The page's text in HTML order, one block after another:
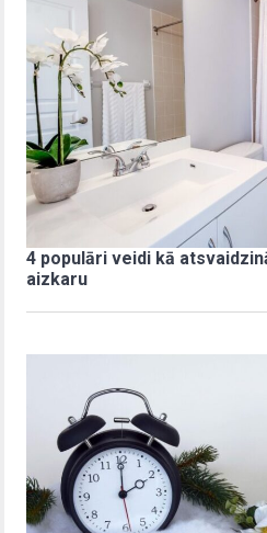
4 populāri veidi kā
aizkaru